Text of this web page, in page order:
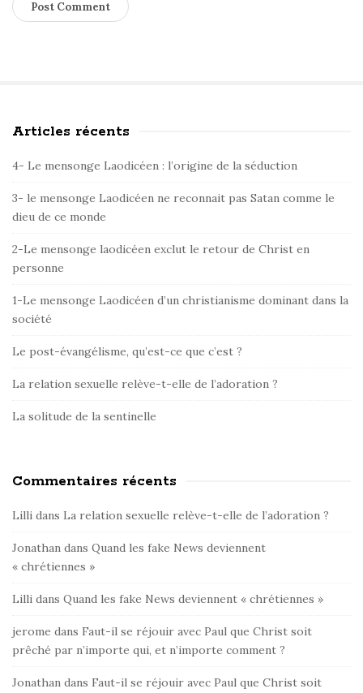
S
e
S
i
d
b
a
r
Articles récents
4- Le mensonge Laodicéen : l’origine de la séduction
3- le mensonge Laodicéen ne reconnait pas Satan comme le
dieu de ce monde
2-Le mensonge laodicéen exclut le retour de Christ en
personne
1-Le mensonge Laodicéen d’un christianisme dominant dans la
société
Le post-évangélisme, qu’est-ce que c’est ?
La relation sexuelle relève-t-elle de l’adoration ?
La solitude de la sentinelle
Commentaires récents
Lilli dans La relation sexuelle relève-t-elle de l’adoration ?
Jonathan dans Quand les fake News deviennent
« chrétiennes »
Lilli dans Quand les fake News deviennent « chrétiennes »
jerome dans Faut-il se réjouir avec Paul que Christ soit
prêché par n’importe qui, et n’importe comment ?
Jonathan dans Faut-il se réjouir avec Paul que Christ soit